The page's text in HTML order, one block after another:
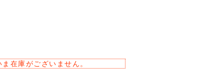
在庫がございません。